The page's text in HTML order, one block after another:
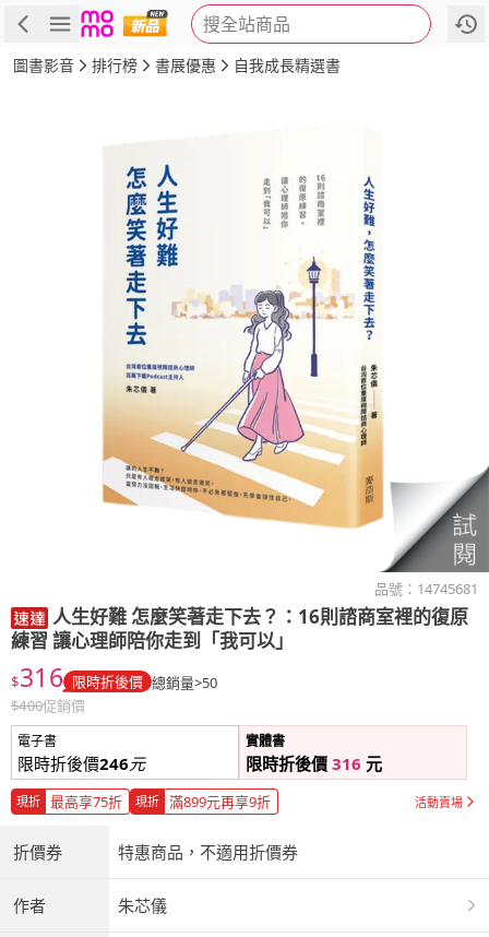
搜全站商品
商品 評價 簡介 詳細資訊
圖書影音 排行榜 書展優惠 自我成長精選書
品號： 14745681
人生好難 怎麼笑著走下去？：16則諮商室裡的復原
練習 讓心理師陪你走到「我可以」
$316 限時折後價 總銷量>50
$400促銷價
電子書
限時折後價246元
實體書
限時折後價 316 元
現折 最高享75折 現折 滿899元再享9折 活動賣場
折價券 特惠商品，不適用折價券
作者 朱芯儀